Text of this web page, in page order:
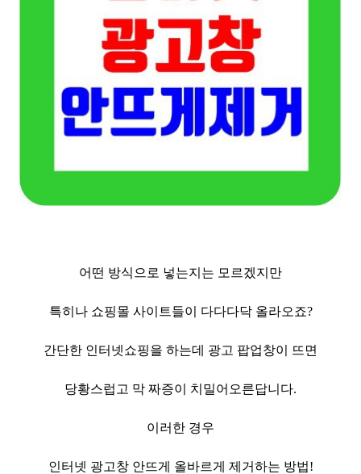
어떤 방식으로 넣는지는 모르겠지만
특히나 쇼핑몰 사이트들이 다다다닥 올라오죠?
간단한 인터넷쇼핑을 하는데 광고 팝업창이 뜨면
당황스럽고 막 짜증이 치밀어오른답니다.
이러한 경우
인터넷 광고창 안뜨게 올바르게 제거하는 방법!